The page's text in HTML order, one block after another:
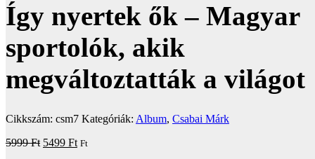
Így nyertek ők – Magyar
sportolók, akik
megváltoztatták a világot
Cikkszám: csm7 Kategóriák: Album, Csabai Márk
5999Ft Original
5499 FtCurrent
Ft